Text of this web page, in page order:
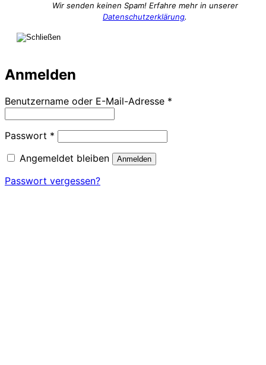
Wir senden keinen Spam! Erfahre mehr in unserer
Datenschutzerklärung.
Anmelden
Benutzername oder E-Mail-Adresse *
Passwort * Erforderlich
Angemeldet bleiben
Anmelden
Passwort vergessen?